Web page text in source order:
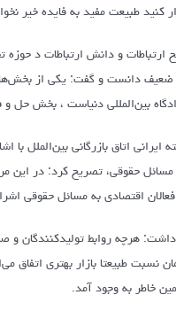
کنید طبیعت مفید به فایده خیر
ارتباطات و دانش ارتباطات د
بین‌المللی دنیاست ، بخش حل
ایرانی اتاق بازرگانی بین‌الملل با
مسائل حقوقی، تصریح کرد: در این
اقتصادی به مسائل حقوقی
هرچه روابط تولیدکنندگان و
نسبت طبیعتا بازار بهتری اتفاق
خاطر به وجود آمد.